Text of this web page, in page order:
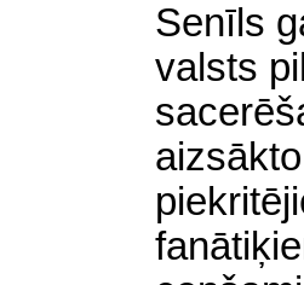
Senīls
valsts